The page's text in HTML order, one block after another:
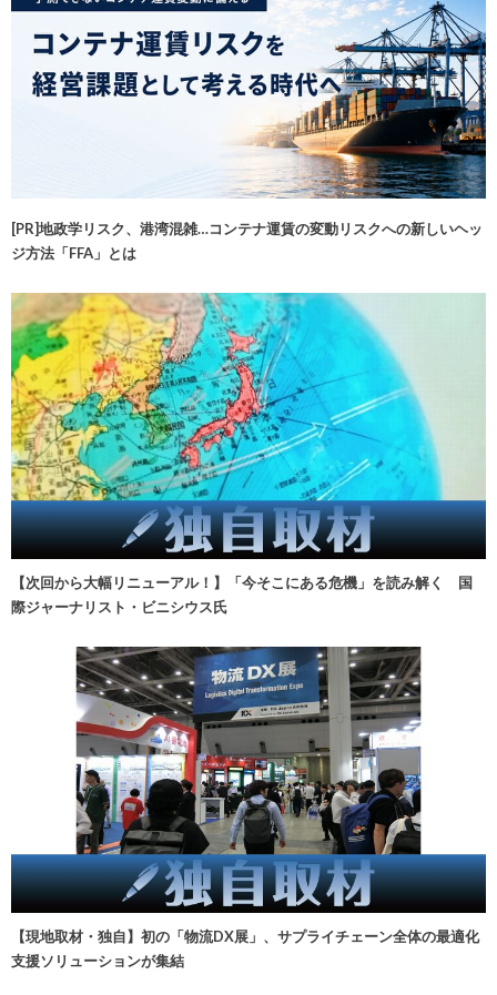
[PR]地政学リスク、港湾混雑…コンテナ運賃の変動リスクへの新しいヘッ
ジ方法「FFA」とは
【次回から大幅リニューアル！】「今そこにある危機」を読み解く 国
際ジャーナリスト・ビニシウス氏
【現地取材・独自】初の「物流DX展」、サプライチェーン全体の最適化
支援ソリューションが集結